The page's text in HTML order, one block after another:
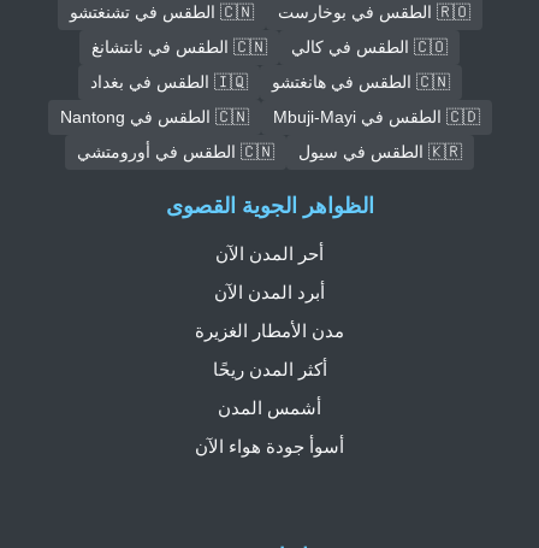
🇷🇴 الطقس في بوخارست
🇨🇳 الطقس في تشنغتشو
🇨🇴 الطقس في كالي
🇨🇳 الطقس في نانتشانغ
🇨🇳 الطقس في هانغتشو
🇮🇶 الطقس في بغداد
🇨🇩 الطقس في Mbuji-Mayi
🇨🇳 الطقس في Nantong
🇰🇷 الطقس في سيول
🇨🇳 الطقس في أورومتشي
الظواهر الجوية القصوى
أحر المدن الآن
أبرد المدن الآن
مدن الأمطار الغزيرة
أكثر المدن ريحًا
أشمس المدن
أسوأ جودة هواء الآن